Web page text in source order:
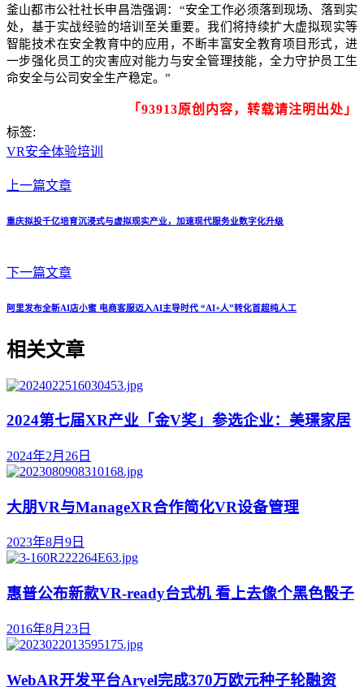
釜山都市公社社长申昌浩强调：“安全工作必须落到现场、落到实
处，基于实战经验的培训至关重要。我们将持续扩大虚拟现实等
智能技术在安全教育中的应用，不断丰富安全教育项目形式，进
一步强化员工的灾害应对能力与安全管理技能，全力守护员工生
命安全与公司安全生产稳定。”
「93913原创内容，转载请注明出处」
标签:
VR安全体验培训
上一篇文章
重庆拟投千亿培育沉浸式与虚拟现实产业，加速现代服务业数字化升级
下一篇文章
阿里发布全新AI店小蜜 电商客服迈入AI主导时代 “AI+人”转化首超纯人工
相关文章
2024第七届XR产业「金V奖」参选企业：美璟家居
2024年2月26日
大朋VR与ManageXR合作简化VR设备管理
2023年8月9日
惠普公布新款VR-ready台式机 看上去像个黑色骰子
2016年8月23日
WebAR开发平台Aryel完成370万欧元种子轮融资